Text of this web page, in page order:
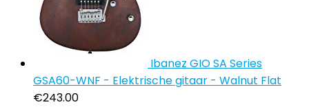
Ibanez GIO SA Series
GSA60-WNF - Elektrische gitaar - Walnut Flat
€243.00